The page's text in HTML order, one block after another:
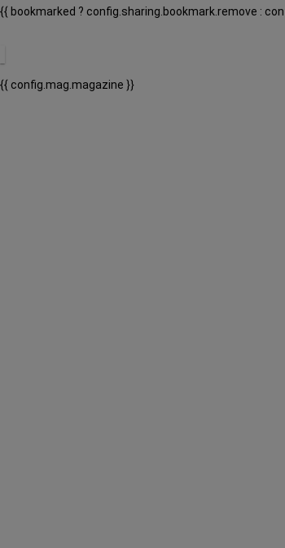
{{ bookmarked ? config.sharing.bookmark.remove :
{{ config.mag.magazine }}